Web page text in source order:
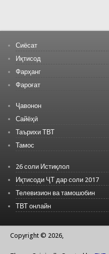
Сиёсат
Иқтисод
Фарҳанг
Фароғат
Ҷавонон
Сайёҳӣ
Таърихи ТВТ
Тамос
26 соли Истиқлол
Иқтисоди ҶТ дар соли 2017
Телевизион ва тамошобин
ТВТ онлайн
Copyright © 2026,